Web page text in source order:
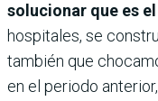
solucionar que es
hospitales, se
también que
en el periodo